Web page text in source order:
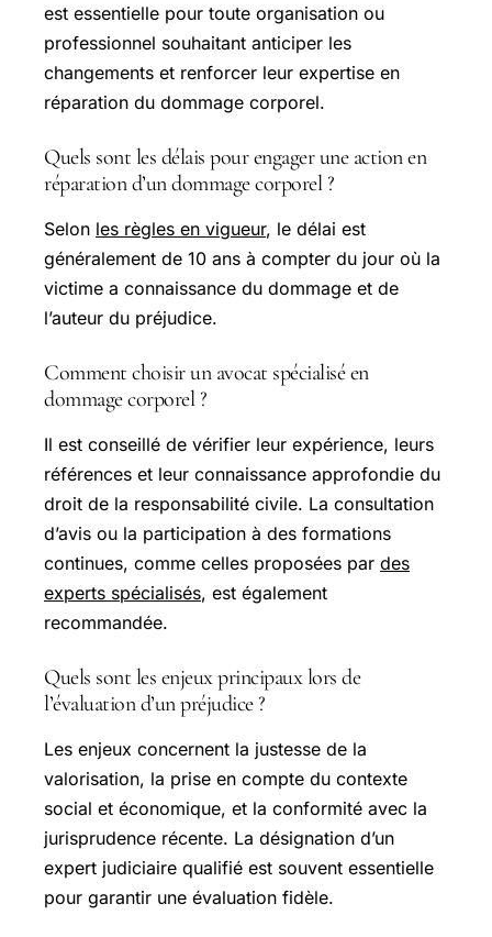
est essentielle pour toute organisation ou
professionnel souhaitant anticiper les
changements et renforcer leur expertise en
réparation du dommage corporel.
Quels sont les délais pour engager une action en
réparation d’un dommage corporel ?
Selon les règles en vigueur, le délai est
généralement de 10 ans à compter du jour où la
victime a connaissance du dommage et de
l’auteur du préjudice.
Comment choisir un avocat spécialisé en
dommage corporel ?
Il est conseillé de vérifier leur expérience, leurs
références et leur connaissance approfondie du
droit de la responsabilité civile. La consultation
d’avis ou la participation à des formations
continues, comme celles proposées par des
experts spécialisés, est également
recommandée.
Quels sont les enjeux principaux lors de
l’évaluation d’un préjudice ?
Les enjeux concernent la justesse de la
valorisation, la prise en compte du contexte
social et économique, et la conformité avec la
jurisprudence récente. La désignation d’un
expert judiciaire qualifié est souvent essentielle
pour garantir une évaluation fidèle.